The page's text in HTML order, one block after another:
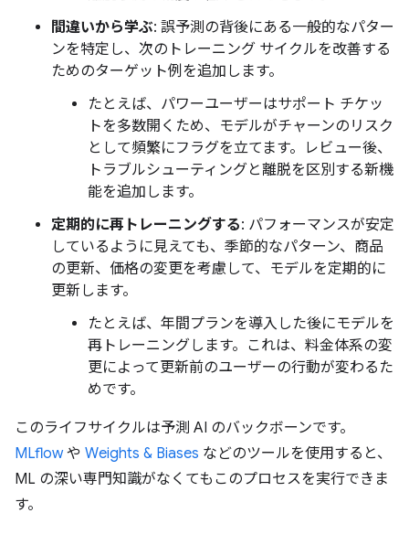
間違いから学ぶ: 誤予測の背後にある一般的なパター
ンを特定し、次のトレーニング サイクルを改善する
ためのターゲット例を追加します。
たとえば、パワーユーザーはサポート チケッ
トを多数開くため、モデルがチャーンのリスク
として頻繁にフラグを立てます。レビュー後、
トラブルシューティングと離脱を区別する新機
能を追加します。
定期的に再トレーニングする: パフォーマンスが安定
しているように見えても、季節的なパターン、商品
の更新、価格の変更を考慮して、モデルを定期的に
更新します。
たとえば、年間プランを導入した後にモデルを
再トレーニングします。これは、料金体系の変
更によって更新前のユーザーの行動が変わるた
めです。
このライフサイクルは予測 AI のバックボーンです。
MLflowや Weights & Biases などのツールを使用すると、
ML の深い専門知識がなくてもこのプロセスを実行できま
す。